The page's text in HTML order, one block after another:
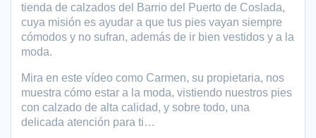
tienda de calzados del Barrio del Puerto de Coslada,
cuya misión es ayudar a que tus pies vayan siempre
cómodos y no sufran, además de ir bien vestidos y a la
moda.
Mira en este vídeo como Carmen, su propietaria, nos
muestra cómo estar a la moda, vistiendo nuestros pies
con calzado de alta calidad, y sobre todo, una
delicada atención para ti…